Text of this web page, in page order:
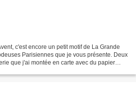
c'est encore un petit motif de La Grande
Parisiennes que je vous présente. Deux
que j'ai montée en carte avec du papier